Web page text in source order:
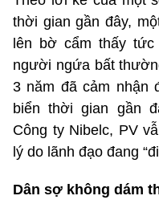
thời gian gần đây,
lên bờ cẩm thấy
người ngứa bất
3 năm đã cảm nhận
biển thời gian gần
Công ty Nibelc, PV
lý do lãnh đạo đang
Dân sợ không dám